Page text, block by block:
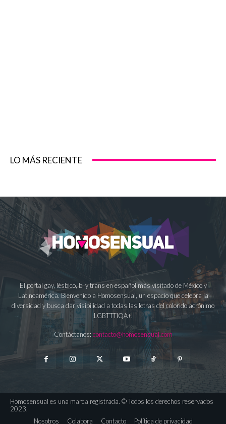
LO MÁS RECIENTE
El portal gay, lésbico, bi y trans en español más visitado de México y
Latinoamérica. Bienvenido a Homosensual, un espacio que celebra la
diversidad y busca dar visibilidad a todas las letras del colorido acrónimo
LGBTTTIQA+.
Contáctanos: contacto@homosensual.com
Homosensual es una marca registrada. © Todos los derechos reservados
2023.
Nosotros
Colabora Contacto Política de privacidad